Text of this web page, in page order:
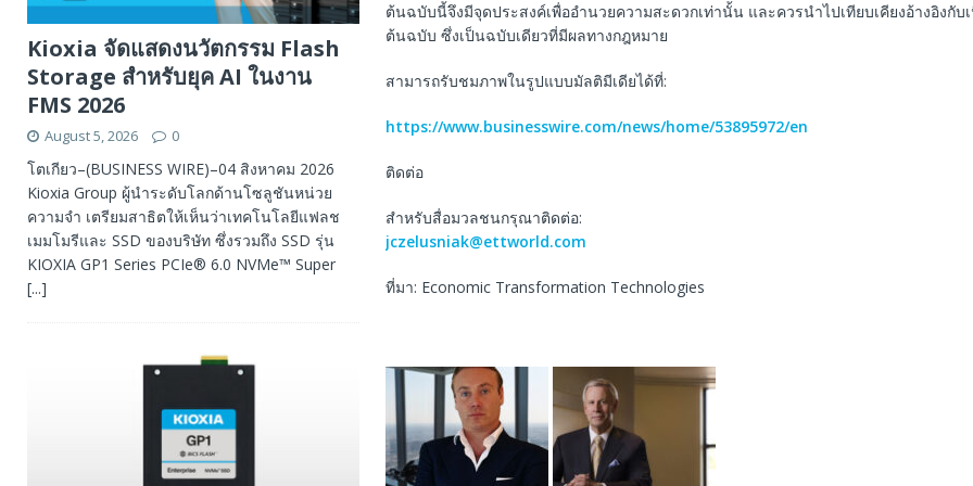
ต้นฉบับนี้จึงมีจุดประสงค์เพื่ออำนวยความสะดวกเท่านั้น และควรนำไปเทียบเคียงอ้างอิงกับ
ต้นฉบับ ซึ่งเป็นฉบับเดียวที่มีผลทางกฎหมาย
สามารถรับชมภาพในรูปแบบมัลติมีเดียได้ที่:
https://www.businesswire.com/news/home/53895972/en
ติดต่อ
สําหรับสื่อมวลชนกรุณาติดต่อ:
jczelusniak@ettworld.com
ที่มา: Economic Transformation Technologies
Kioxia จัดแสดงนวัตกรรม Flash
Storage สำหรับยุค AI ในงาน
FMS 2026
August 5, 2026 0
โตเกียว–(BUSINESS WIRE)–04 สิงหาคม 2026
Kioxia Group ผู้นำระดับโลกด้านโซลูชันหน่วย
ความจำ เตรียมสาธิตให้เห็นว่าเทคโนโลยีแฟลช
เมมโมรีและ SSD ของบริษัท ซึ่งรวมถึง SSD รุ่น
KIOXIA GP1 Series PCIe® 6.0 NVMe™ Super
[...]